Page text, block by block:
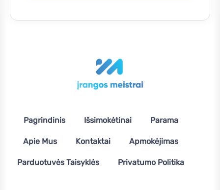
Pagrindinis Išsimokėtinai Parama
Apie Mus Kontaktai Apmokėjimas
Parduotuvės Taisyklės Privatumo Politika